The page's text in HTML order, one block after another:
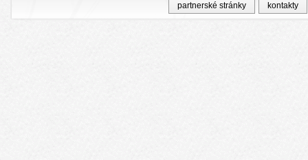
partnerské stránky kontakty